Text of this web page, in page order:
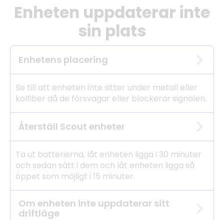
Enheten uppdaterar inte
sin plats
Enhetens placering
Se till att enheten inte sitter under metall eller
kolfiber då de försvagar eller blockerar signalen.
Återställ Scout enheter
Ta ut batterierna, låt enheten ligga i 30 minuter
och sedan sätt i dem och låt enheten ligga så
öppet som möjligt i 15 minuter.
Om enheten inte uppdaterar sitt
driftläge